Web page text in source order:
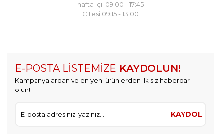
hafta içi: 09:00 - 17:45
C.tesi 09:15 - 13:00
E-POSTA LİSTEMİZE KAYDOLUN!
Kampanyalardan ve en yeni ürünlerden ilk siz haberdar
olun!
KAYDOL